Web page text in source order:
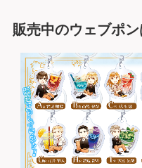
販売中のウェブポ